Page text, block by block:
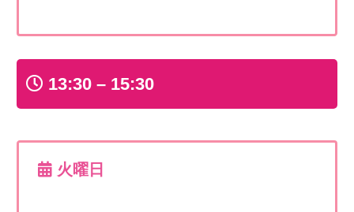
13:30 – 15:30
火曜日